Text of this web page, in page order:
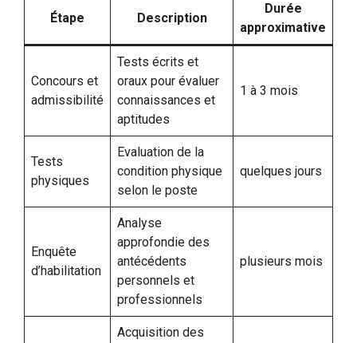
Étape Description
Durée
approximative
Concours et
admissibilité
Tests écrits et
oraux pour évaluer
connaissances et
aptitudes
1 à 3 mois
Tests
physiques
Evaluation de la
condition physique
selon le poste
quelques jours
Enquête
d’habilitation
Analyse
approfondie des
antécédents
personnels et
professionnels
plusieurs mois
Acquisition des